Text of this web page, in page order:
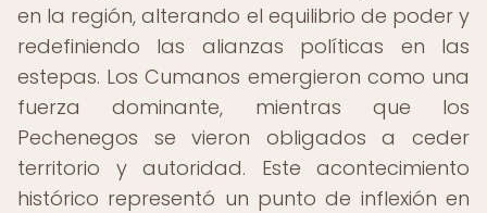
en la región, alterando el equilibrio de poder y
redefiniendo las alianzas políticas en las
estepas. Los Cumanos emergieron como una
fuerza dominante, mientras que los
Pechenegos se vieron obligados a ceder
territorio y autoridad. Este acontecimiento
histórico representó un punto de inflexión en